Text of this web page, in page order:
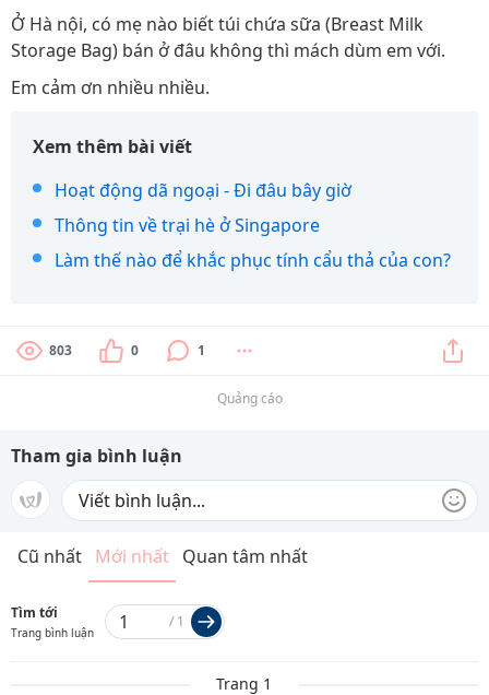
Ở Hà nội, có mẹ nào biết túi chứa sữa (Breast Milk
Storage Bag) bán ở đâu không thì mách dùm em với.
Em cảm ơn nhiều nhiều.
Xem thêm bài viết
Hoạt động dã ngoại - Đi đâu bây giờ
Thông tin về trại hè ở Singapore
Làm thế nào để khắc phục tính cẩu thả của con?
803 0 1
Quảng cáo
Tham gia bình luận
Cũ nhất Mới nhất Quan tâm nhất
Tìm tới
Trang bình luận
/ 1
Trang 1